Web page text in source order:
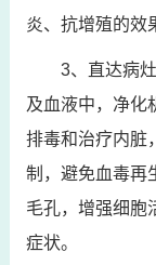
炎、抗增殖的效
3、直达病
及血液中，净化
排毒和治疗内脏
制，避免血毒再
毛孔，增强细胞
症状。